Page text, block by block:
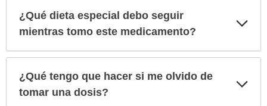
¿Qué dieta especial debo seguir
mientras tomo este medicamento?
¿Qué tengo que hacer si me olvido de
tomar una dosis?